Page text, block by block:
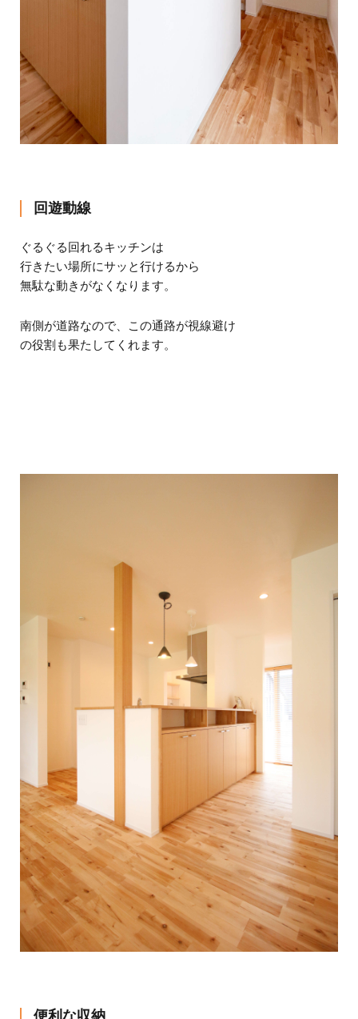
回遊動線
ぐるぐる回れるキッチンは
行きたい場所にサッと行けるから
無駄な動きがなくなります。
南側が道路なので、この通路が視線避け
の役割も果たしてくれます。
便利な収納